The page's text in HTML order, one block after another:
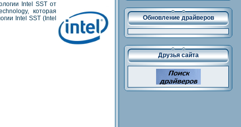
Intel SST от
которая
Intel SST (Intel
Обновление драйверов
Друзья сайта